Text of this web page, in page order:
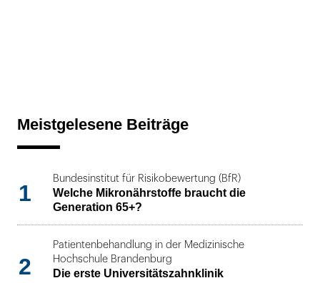
Meistgelesene Beiträge
1
Bundesinstitut für Risikobewertung (BfR)
Welche Mikronährstoffe braucht die
Generation 65+?
2
Patientenbehandlung in der Medizinische
Hochschule Brandenburg
Die erste Universitätszahnklinik